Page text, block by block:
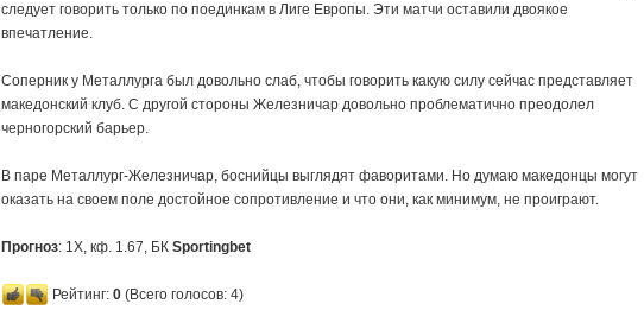
следует говорить только по поединкам в Лиге Европы. Эти матчи оставили двоякое
впечатление.
Соперник у Металлурга был довольно слаб, чтобы говорить какую силу сейчас представляет
македонский клуб. С другой стороны Железничар довольно проблематично преодолел
черногорский барьер.
В паре Металлург-Железничар, боснийцы выглядят фаворитами. Но думаю македонцы могут
оказать на своем поле достойное сопротивление и что они, как минимум, не проиграют.
Прогноз: 1Х, кф. 1.67, БК Sportingbet
Рейтинг: 0 (Всего голосов: 4)